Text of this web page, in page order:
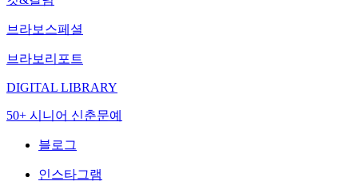
브라보스페셜
브라보리포트
DIGITAL LIBRARY
50+ 시니어 신춘문예
블로그
인스타그램